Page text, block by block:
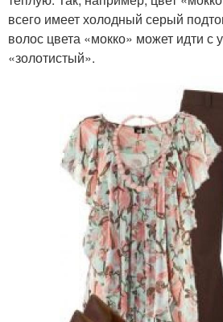
всего имеет холодный серый
волос цвета «мокко» может идти с
«золотистый».